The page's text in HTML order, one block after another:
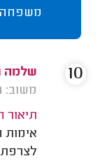
שלמה
משוב: 25/12/2024
תיאור
אימות
10